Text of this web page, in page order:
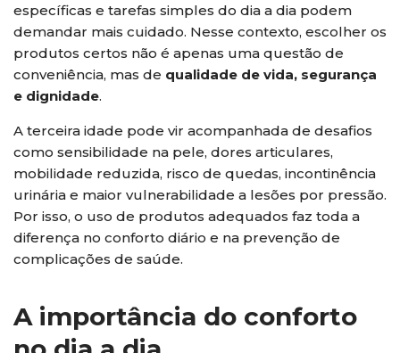
específicas e tarefas simples do dia a dia podem
demandar mais cuidado. Nesse contexto, escolher os
produtos certos não é apenas uma questão de
conveniência, mas de qualidade de vida, segurança
e dignidade.
A terceira idade pode vir acompanhada de desafios
como sensibilidade na pele, dores articulares,
mobilidade reduzida, risco de quedas, incontinência
urinária e maior vulnerabilidade a lesões por pressão.
Por isso, o uso de produtos adequados faz toda a
diferença no conforto diário e na prevenção de
complicações de saúde.
A importância do conforto